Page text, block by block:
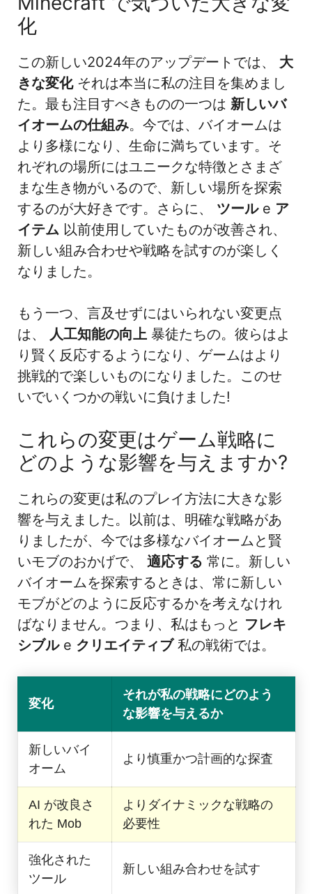
化
この新しい2024年のアップデートでは、 大
きな変化それは本当に私の注目を集めまし
た。最も注目すべきものの一つは 新しいバ
イオームの仕組み。今では、バイオームは
より多様になり、生命に満ちています。そ
れぞれの場所にはユニークな特徴とさまざ
まな生き物がいるので、新しい場所を探索
するのが大好きです。さらに、 ツールe ア
イテム 以前使用していたものが改善され、
新しい組み合わせや戦略を試すのが楽しく
なりました。
もう一つ、言及せずにはいられない変更点
は、
人工知能の向上 暴徒たちの。彼らはよ
り賢く反応するようになり、ゲームはより
挑戦的で楽しいものになりました。このせ
いでいくつかの戦いに負けました!
これらの変更はゲーム戦略に
どのような影響を与えますか?
これらの変更は私のプレイ方法に大きな影
響を与えました。以前は、明確な戦略があ
りましたが、今では多様なバイオームと賢
いモブのおかげで、 適応する 常に。新しい
バイオームを探索するときは、常に新しい
モブがどのように反応するかを考えなけれ
ばなりません。つまり、私はもっと フレキ
シブルe クリエイティブ私の戦術では。
変化
それが私の戦略にどのよう
な影響を与えるか
新しいバイ
オーム
より慎重かつ計画的な探査
AI が改良さ
れた Mob
よりダイナミックな戦略の
必要性
強化された
ツール
新しい組み合わせを試す